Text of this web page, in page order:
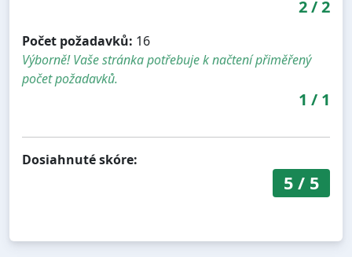
2/2
Počet požadavků: 16
Výborně! Vaše stránka potřebuje k načtení přiměřený
počet požadavků.
1 / 1
Dosiahnuté skóre:
5/ 5